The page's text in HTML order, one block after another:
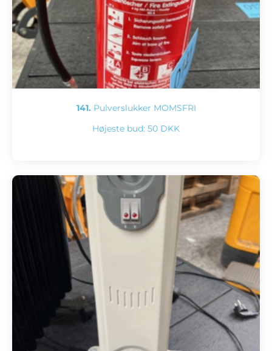
141. Pulverslukker MOMSFRI
Højeste bud: 50 DKK